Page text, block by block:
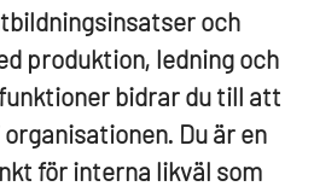
och
produktion, ledning och
bidrar du till att
Du är en
för interna likväl som